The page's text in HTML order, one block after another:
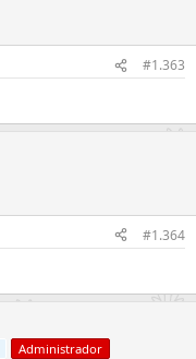
#1.363
#1.364
Administrador